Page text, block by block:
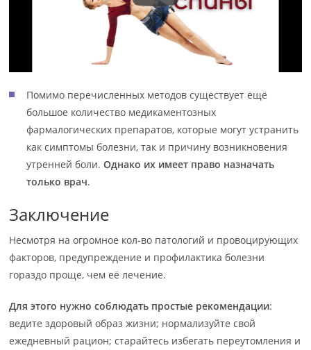
Помимо перечисленных методов существует ещё
большое количество медикаментозных
фармалогических препаратов, которые могут устранить
как симптомы болезни, так и причину возникновения
утренней боли.Однако их имеет право назначать
только врач.
Заключение
Несмотря на огромное кол-во патологий и провоцирующих
факторов, предупреждение и профилактика болезни
гораздо проще, чем её лечение.
Для этого нужно соблюдать простые рекомендации:
ведите здоровый образ жизни; нормализуйте свой
ежедневный рацион; старайтесь избегать переутомления и